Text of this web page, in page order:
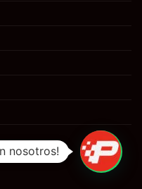
nosotros!